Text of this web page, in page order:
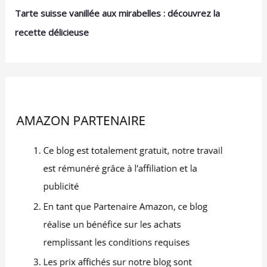
cm - Hauteur : 3,7 cm -
en porcelaine, vous
large choix d'ustensiles
de cuisine décoratifs et
utiles, à l'unité ou en lot
Tarte suisse vanillée aux mirabelles : découvrez la
recette délicieuse